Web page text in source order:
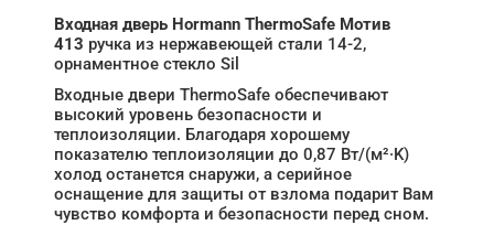
Входная дверь Hormann ThermoSafe Мотив
413 ручка из нержавеющей стали 14-2,
орнаментное стекло Sil
Входные двери ThermoSafe обеспечивают
высокий уровень безопасности и
теплоизоляции. Благодаря хорошему
показателю теплоизоляции до 0,87 Вт/(м²·K)
холод останется снаружи, а серийное
оснащение для защиты от взлома подарит Вам
чувство комфорта и безопасности перед сном.